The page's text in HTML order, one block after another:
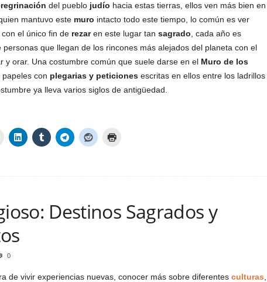
del pueblo judío hacia estas tierras, ellos ven más bien en
mantuvo este muro intacto todo este tiempo, lo común es ver
con el único fin de rezaren este lugar tan sagrado , cada año es
que llegan de los rincones más alejados del planeta con el
y orar. Una costumbre común que suele darse en el Muro de los
con plegarias y peticionesescritas en ellos entre los ladrillos
ya lleva varios siglos de antigüedad.
Destinos Sagrados y
0
de vivir experiencias nuevas, conocer más sobre diferentes culturas